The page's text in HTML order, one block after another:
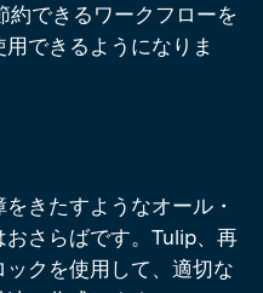
約できるワークフローを
できるようになりま
きたすようなオール・
さらばです。Tulip、再
クを使用して、適切な